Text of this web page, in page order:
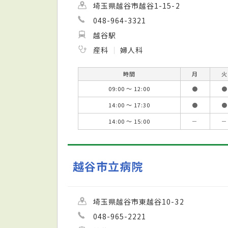
埼玉県越谷市越谷1-15-2
048-964-3321
越谷駅
産科
婦人科
時間 月 火
09:00 ～ 12:00
● ●
14:00 ～ 17:30
● ●
14:00 ～ 15:00
－ －
越谷市立病院
埼玉県越谷市東越谷10-32
048-965-2221